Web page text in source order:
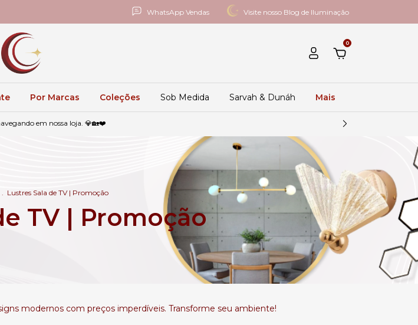
WhatsApp Vendas Visite nosso Blog de Iluminação
0
Por Marcas Coleções Sob Medida Sarvah & Dunáh Mais
em nossa loja. 💎🏡❤️
. Lustres Sala de TV | Promoção
TV | Promoção
modernos com preços imperdíveis. Transforme seu ambiente!